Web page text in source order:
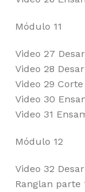
Módulo 11
Video 27
Video 28
Video 29
Video 30
Video 31
Módulo 12
Video 32
Ranglan parte